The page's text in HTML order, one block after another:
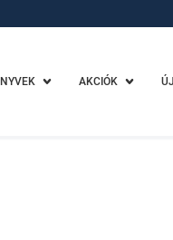
AKCIÓK